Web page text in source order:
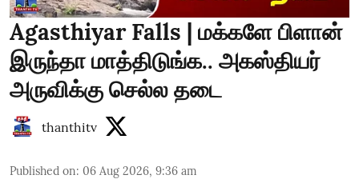
Agasthiyar Falls | மக்களே பிளான்
இருந்தா மாத்திடுங்க.. அகஸ்தியர்
அருவிக்கு செல்ல தடை
thanthitv
Published on: 06 Aug 2026, 9:36 am